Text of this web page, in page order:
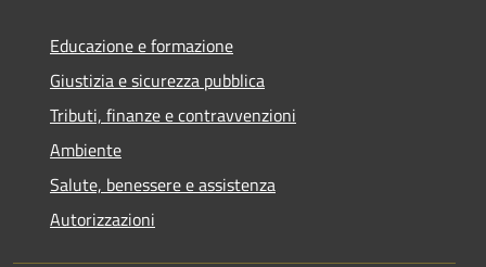
Educazione e formazione
Giustizia e sicurezza pubblica
Tributi, finanze e contravvenzioni
Ambiente
Salute, benessere e assistenza
Autorizzazioni